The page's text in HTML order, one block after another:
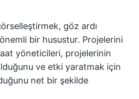
göz ardı
bir husustur. Projelerini
yöneticileri, projelerinin
ve etki yaratmak için
net bir şekilde